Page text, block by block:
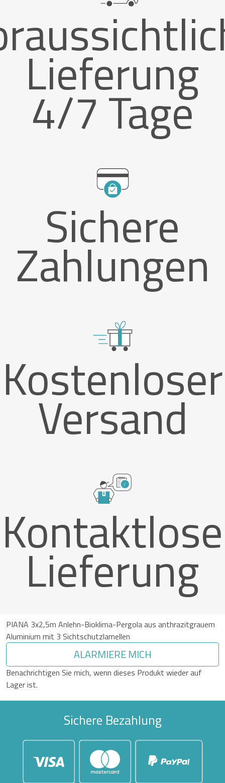
Lieferung
4/7 Tage
Sichere
Zahlungen
Kostenloser
Versand
Kontaktlose
Lieferung
PIANA 3x2,5m Anlehn-Bioklima-Pergola aus anthrazitgrauem
Aluminium mit 3 Sichtschutzlamellen
ALARMIERE MICH
Benachrichtigen Sie mich, wenn dieses Produkt wieder auf
Lager ist.
Sichere Bezahlung